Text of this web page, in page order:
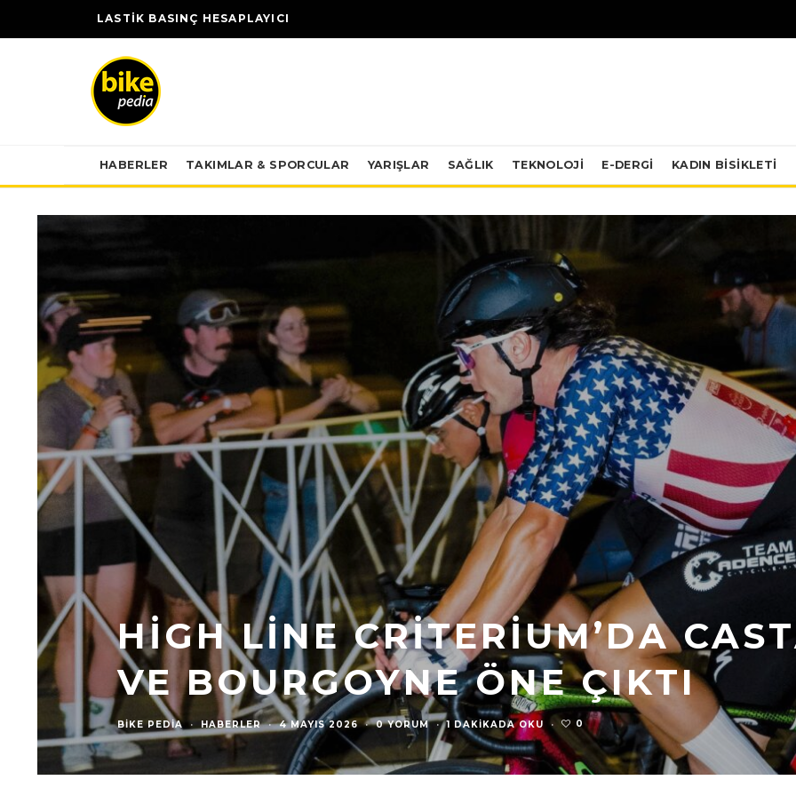
LASTİK BASINÇ HESAPLAYICI
HABERLER TAKIMLAR & SPORCULAR YARIŞLAR SAĞLIK TEKNOLOJI E-DERGİ KADIN BISIKLETI
HIGH LINE CRITERIUM’DA
VE BOURGOYNE ÖNE ÇIKTI
BIKE PEDIA · HABERLER · 4 MAYIS 2026 · 0 YORUM · 1 DAKIKADA OKU · 0